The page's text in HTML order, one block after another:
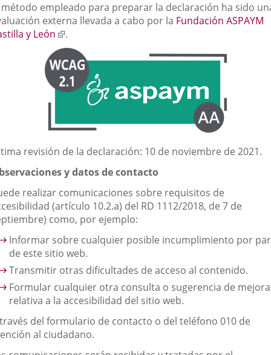
método empleado para preparar la declaración ha sido
externa llevada a cabo por la Fundación ASPAYM
y León
Enlace
a
una
aplicación
externa.
.
revisión de la declaración: 10 de noviembre de 2021.
y datos de contacto
realizar comunicaciones sobre requisitos de
(artículo 10.2.a) del RD 1112/2018, de 7 de
como, por ejemplo:
Informar sobre cualquier posible incumplimiento por
de este sitio web.
Transmitir otras dificultades de acceso al contenido.
Formular cualquier otra consulta o sugerencia de mejora
relativa a la accesibilidad del sitio web.
del formulario de contacto o del teléfono 010 de
al ciudadano.